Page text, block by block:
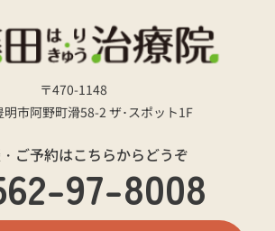
〒470-1148
明市阿野町滑58-2 ザ･スポット1F
ご予約はこちらからどうぞ
97-8008